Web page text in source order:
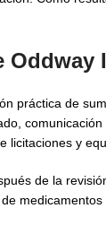
Oddway
práctica de
y
de la